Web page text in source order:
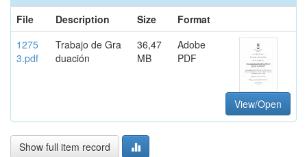
File
Description Size
Format
1275
3.pdf
Trabajo de Gra
duación
36,47
MB
Adobe
PDF
View/Open
Show full item record